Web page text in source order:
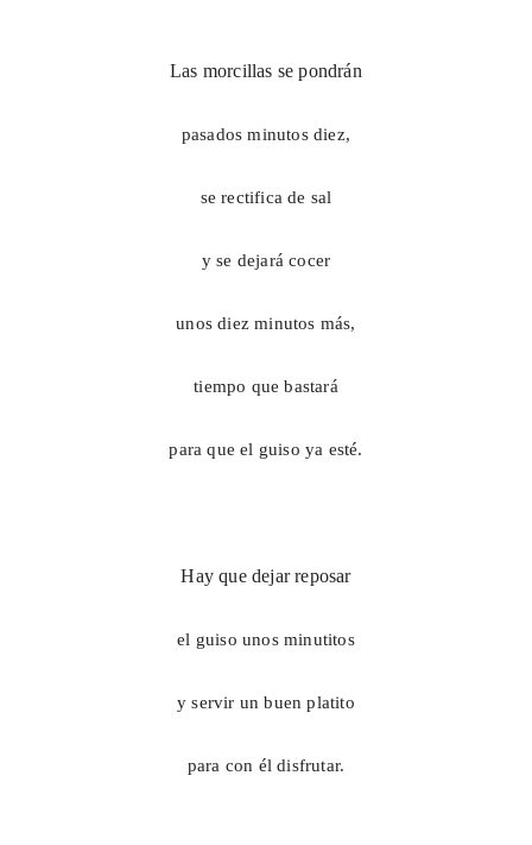
Las morcillas se pondrán
pasados minutos diez,
se rectifica de sal
y se dejará cocer
unos diez minutos más,
tiempo que bastará
para que el guiso ya esté.
Hay que dejar reposar
el guiso unos minutitos
y servir un buen platito
para con él disfrutar.